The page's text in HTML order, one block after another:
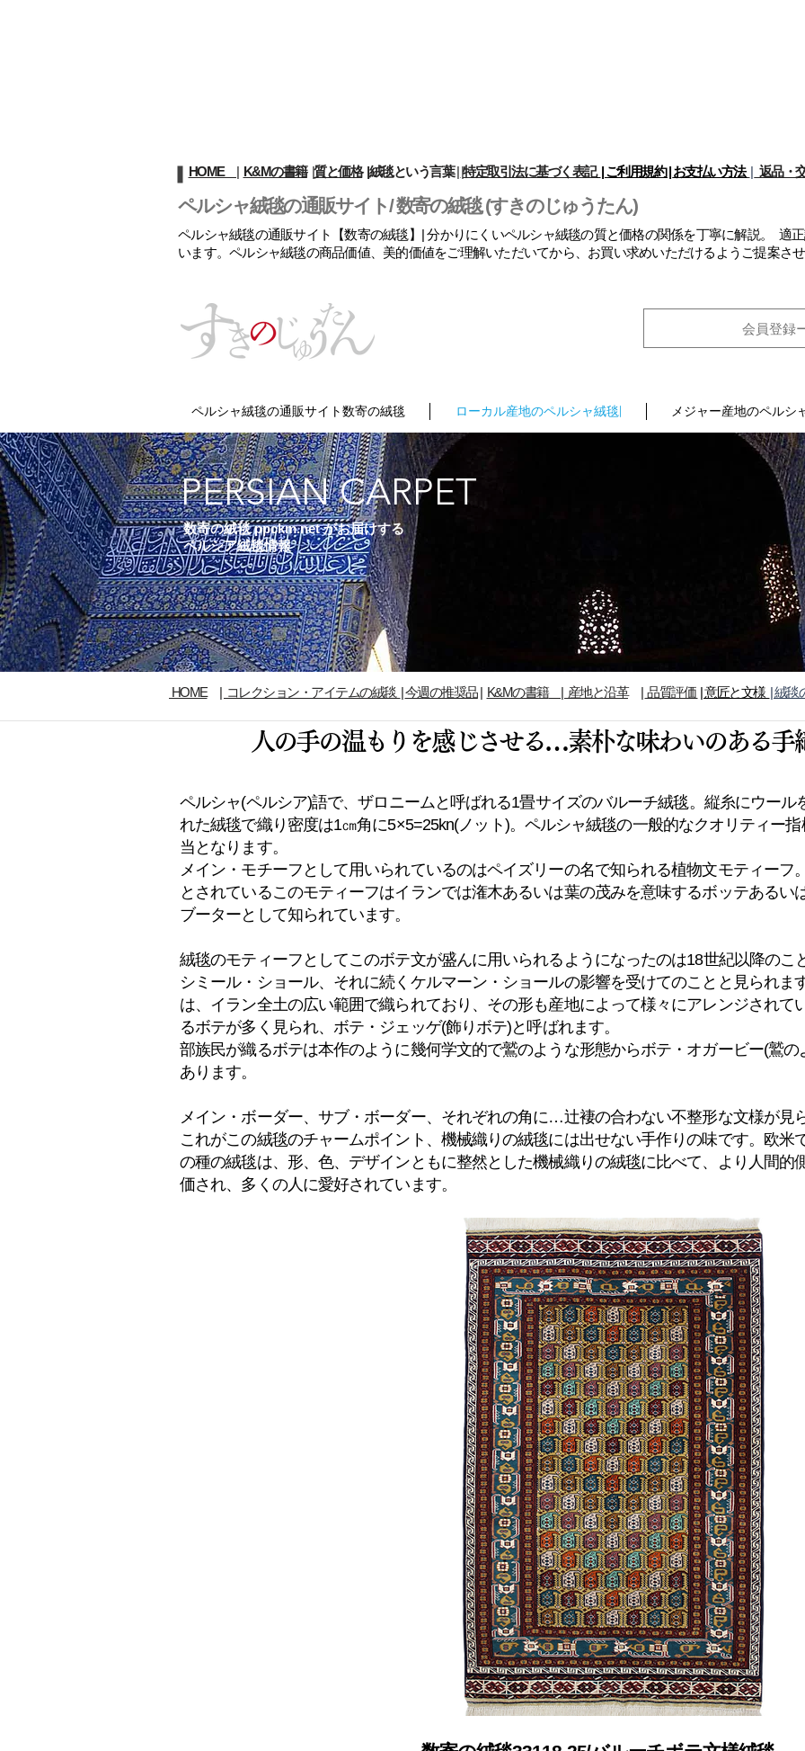
ペルシャ絨毯の通販サイト/ 数寄の絨毯 (すきのじゅうたん)
ペルシャ絨毯の通販サイト【数寄の絨毯】| 分かりにくいペルシャ絨毯の質と価格の関係を丁寧に解説。 適
います。ペルシャ絨毯の商品価値、美的価値をご理解いただいてから、お買い求めいただけるようご提案さ
HOME | K&Mの書籍|質と価格|絨毯という言葉||特定取引法に基づく表記 | ご利用規約 |お支払い方法 | 返品・
会員登録
ペルシャ絨毯の通販サイト数寄の絨毯 ローカル産地のペルシャ絨毯| メジャー産地のペルシ
数寄の絨毯 ppckm.net がお届けする
ペルシア絨毯情報
PERSIAN CARPET
HOME| コレクション・アイテムの絨毯 |今週の推奨品 ​| K&Mの書籍| 産地と沿革| 品質評価 | 意匠と文様 | 絨毯
人の手の温もりを感じさせる…素朴な味わいのある手
ペルシャ(ペルシア)語で、ザロニームと呼ばれる1畳サイズのバルーチ絨毯。縦糸にウール
れた絨毯で織り密度は1㎝角に5×5=25kn(ノット)。ペルシャ絨毯の一般的なクオリティー
当となります。
メイン・モチーフとして用いられているのはペイズリーの名で知られる植物文モティーフ
とされているこのモティーフはイランでは潅木あるいは葉の茂みを意味するボッテあるい
ブーターとして知られています。
絨毯のモティーフとしてこのボテ文が盛んに用いられるようになったのは18世紀以降のこ
シミール・ショール、それに続くケルマーン・ショールの影響を受けてのことと見られま
は、イラン全土の広い範囲で織られており、その形も産地によって様々にアレンジされて
るボテが多く見られ、ボテ・ジェッゲ(飾りボテ)と呼ばれます。
部族民が織るボテは本作のように幾何学文的で鷲のような形態からボテ・オガービー(鷲
あります。
メイン・ボーダー、サブ・ボーダー、それぞれの角に…辻褄の合わない不整形な文様が見
これがこの絨毯のチャームポイント、機械織りの絨毯には出せない手作りの味です。欧米
の種の絨毯は、形、色、デザインともに整然とした機械織りの絨毯に比べて、より人間的
価され、多くの人に愛好されています。